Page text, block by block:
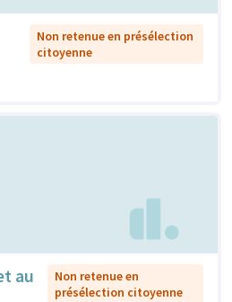
Non retenue en présélection
citoyenne
au
Non retenue en
présélection citoyenne